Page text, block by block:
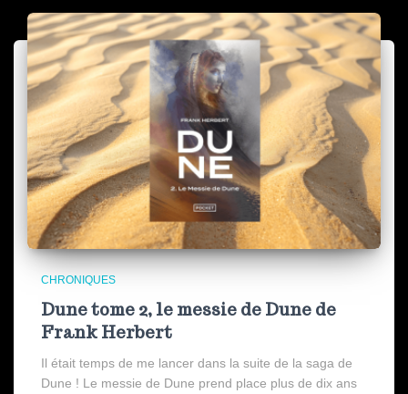
CHRONIQUES
Dune tome 2, le messie de Dune de
Frank Herbert
Il était temps de me lancer dans la suite de la saga de
Dune ! Le messie de Dune prend place plus de dix ans